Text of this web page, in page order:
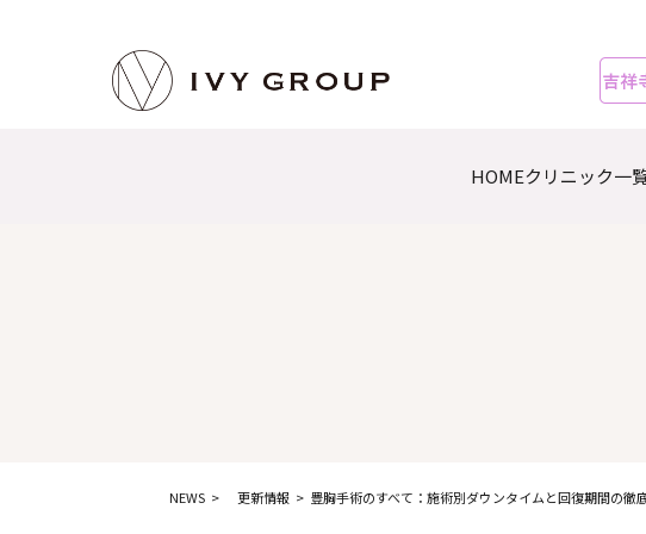
HOMEクリニック一
NEWS 更新情報 豊胸手術のすべて：施術別ダウンタイムと回復期間の徹